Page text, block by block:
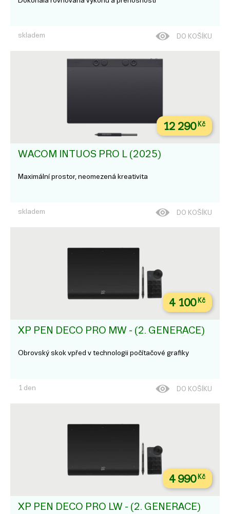
skladem DO KOŠÍKU
12 290Kč
WACOM INTUOS PRO L (2025)
Maximální prostor, neomezená kreativita
skladem DO KOŠÍKU
4 100Kč
XP PEN DECO PRO MW - (2. GENERACE)
Obrovský skok vpřed v technologii počítačové grafiky
1 den DO KOŠÍKU
4 990Kč
XP PEN DECO PRO LW - (2. GENERACE)